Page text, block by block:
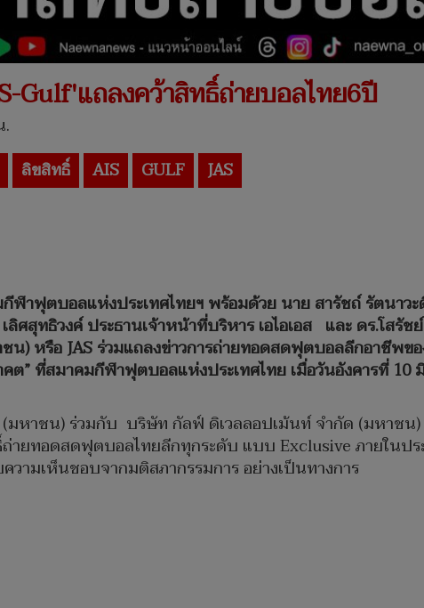
Gulf'แถลงคว้าสิทธิ์ถ่ายบอลไทย6ปี
.
ลิขสิทธิ์ AIS GULF JAS
ฬาฟุตบอลแห่งประเทศไทยฯ พร้อมด้วย นาย สารัชถ์ รัตนา
สุทธิวงค์ ประธานเจ้าหน้าที่บริหาร เอไอเอส และ ดร.โสรัช
) หรือ JAS ร่วมแถลงข่าวการถ่ายทอดสดฟุตบอลลีกอาชีพข
” ที่สมาคมกีฬาฟุตบอลแห่งประเทศไทย เมื่อวันอังคารที่ 10
(มหาชน) ร่วมกับ บริษัท กัลฟ์ ดิเวลลอปเม้นท์ จำกัด (มหาช
ยทอดสดฟุตบอลไทยลีกทุกระดับ แบบ Exclusive ภายในปร
วามเห็นชอบจากมติสภากรรมการ อย่างเป็นทางการ